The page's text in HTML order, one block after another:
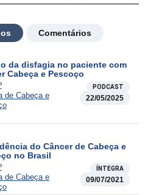
Comentários
da disfagia no paciente com
Cabeça e Pescoço
PODCAST
de Cabeça e
22/05/2025
do Câncer de Cabeça e
no Brasil
ÍNTEGRA
de Cabeça e
09/07/2021